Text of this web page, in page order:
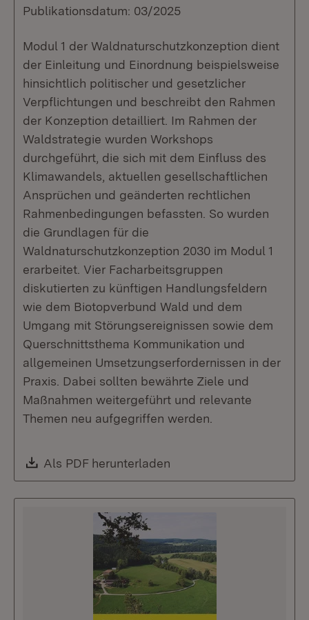
Publikationsdatum: 03/2025
Modul 1 der Waldnaturschutzkonzeption dient
der Einleitung und Einordnung beispielsweise
hinsichtlich politischer und gesetzlicher
Verpflichtungen und beschreibt den Rahmen
der Konzeption detailliert. Im Rahmen der
Waldstrategie wurden Workshops
durchgeführt, die sich mit dem Einfluss des
Klimawandels, aktuellen gesellschaftlichen
Ansprüchen und geänderten rechtlichen
Rahmenbedingungen befassten. So wurden
die Grundlagen für die
Waldnaturschutzkonzeption 2030 im Modul 1
erarbeitet. Vier Facharbeitsgruppen
diskutierten zu künftigen Handlungsfeldern
wie dem Biotopverbund Wald und dem
Umgang mit Störungsereignissen sowie dem
Querschnittsthema Kommunikation und
allgemeinen Umsetzungserfordernissen in der
Praxis. Dabei sollten bewährte Ziele und
Maßnahmen weitergeführt und relevante
Themen neu aufgegriffen werden.
Download:
Als PDF herunterladen